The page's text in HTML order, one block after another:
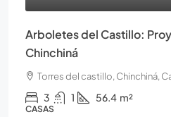
Arboletes del Castillo:
Chinchiná
Torres del castillo, Chinchiná,
3 1 56.4 m²
CASAS